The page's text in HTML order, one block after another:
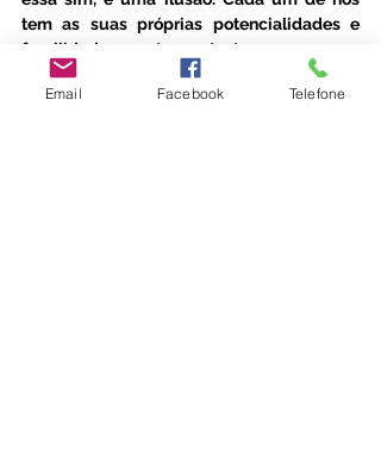
tem as suas próprias potencialidades e
fragilidades, neste contexto, sempre que
praticamos a autosabotagem connosco
próprios estamos a impedir-nos de crescer
Email Facebook Telefone